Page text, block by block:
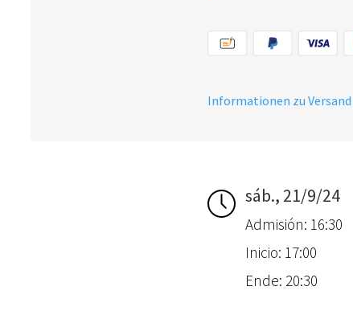
Informationen zu
sáb., 21/9/24
Admisión: 16:30
Inicio: 17:00
Ende: 20:30